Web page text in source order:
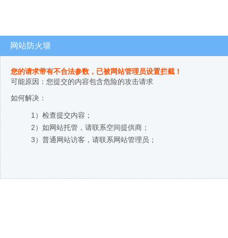
网站防火墙
您的请求带有不合法参数，已被网站管理员设置拦截！
可能原因：您提交的内容包含危险的攻击请求
如何解决：
1）检查提交内容；
2）如网站托管，请联系空间提供商；
3）普通网站访客，请联系网站管理员；